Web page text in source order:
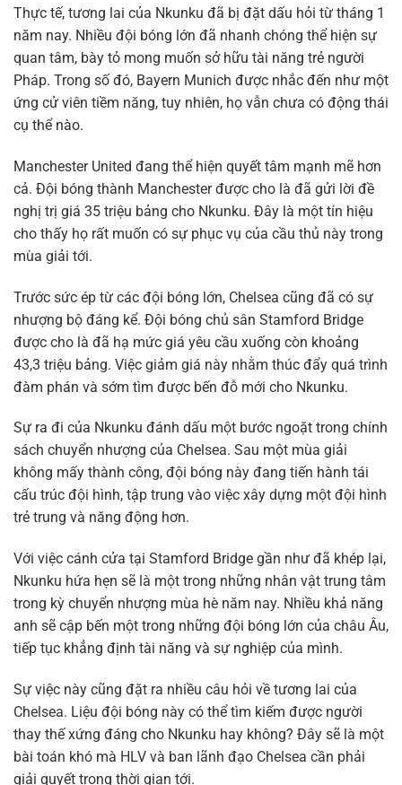
Thực tế, tương lai của Nkunku đã bị đặt dấu hỏi từ tháng 1
năm nay. Nhiều đội bóng lớn đã nhanh chóng thể hiện sự
quan tâm, bày tỏ mong muốn sở hữu tài năng trẻ người
Pháp. Trong số đó, Bayern Munich được nhắc đến như một
ứng cử viên tiềm năng, tuy nhiên, họ vẫn chưa có động thái
cụ thể nào.
Manchester United đang thể hiện quyết tâm mạnh mẽ hơn
cả. Đội bóng thành Manchester được cho là đã gửi lời đề
nghị trị giá 35 triệu bảng cho Nkunku. Đây là một tín hiệu
cho thấy họ rất muốn có sự phục vụ của cầu thủ này trong
mùa giải tới.
Trước sức ép từ các đội bóng lớn, Chelsea cũng đã có sự
nhượng bộ đáng kể. Đội bóng chủ sân Stamford Bridge
được cho là đã hạ mức giá yêu cầu xuống còn khoảng
43,3 triệu bảng. Việc giảm giá này nhằm thúc đẩy quá trình
đàm phán và sớm tìm được bến đỗ mới cho Nkunku.
Sự ra đi của Nkunku đánh dấu một bước ngoặt trong chính
sách chuyển nhượng của Chelsea. Sau một mùa giải
không mấy thành công, đội bóng này đang tiến hành tái
cấu trúc đội hình, tập trung vào việc xây dựng một đội hình
trẻ trung và năng động hơn.
Với việc cánh cửa tại Stamford Bridge gần như đã khép lại,
Nkunku hứa hẹn sẽ là một trong những nhân vật trung tâm
trong kỳ chuyển nhượng mùa hè năm nay. Nhiều khả năng
anh sẽ cập bến một trong những đội bóng lớn của châu Âu,
tiếp tục khẳng định tài năng và sự nghiệp của mình.
Sự việc này cũng đặt ra nhiều câu hỏi về tương lai của
Chelsea. Liệu đội bóng này có thể tìm kiếm được người
thay thế xứng đáng cho Nkunku hay không? Đây sẽ là một
bài toán khó mà HLV và ban lãnh đạo Chelsea cần phải
giải quyết trong thời gian tới.